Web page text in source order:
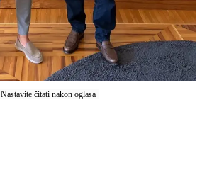
Nastavite čitati nakon oglasa